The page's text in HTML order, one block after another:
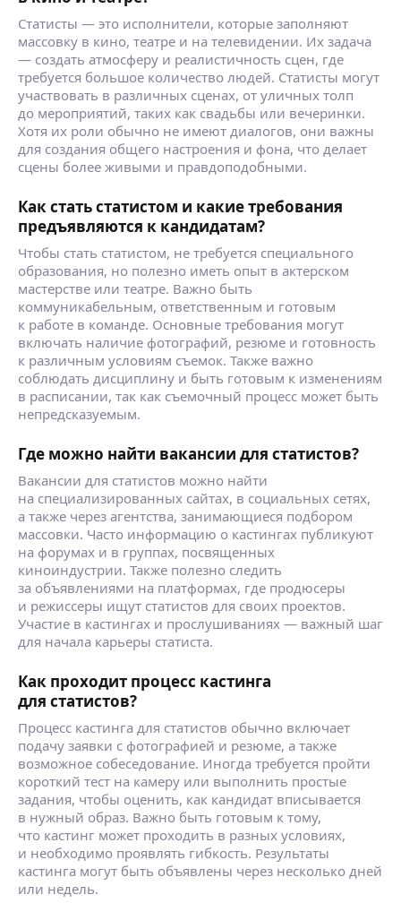
Статисты — это исполнители, которые заполняют
массовку в кино, театре и на телевидении. Их задача
— создать атмосферу и реалистичность сцен, где
требуется большое количество людей. Статисты могут
участвовать в различных сценах, от уличных толп
до мероприятий, таких как свадьбы или вечеринки.
Хотя их роли обычно не имеют диалогов, они важны
для создания общего настроения и фона, что делает
сцены более живыми и правдоподобными.
Как стать статистом и какие требования
предъявляются к кандидатам?
Чтобы стать статистом, не требуется специального
образования, но полезно иметь опыт в актерском
мастерстве или театре. Важно быть
коммуникабельным, ответственным и готовым
к работе в команде. Основные требования могут
включать наличие фотографий, резюме и готовность
к различным условиям съемок. Также важно
соблюдать дисциплину и быть готовым к изменениям
в расписании, так как съемочный процесс может быть
непредсказуемым.
Где можно найти вакансии для статистов?
Вакансии для статистов можно найти
на специализированных сайтах, в социальных сетях,
а также через агентства, занимающиеся подбором
массовки. Часто информацию о кастингах публикуют
на форумах и в группах, посвященных
киноиндустрии. Также полезно следить
за объявлениями на платформах, где продюсеры
и режиссеры ищут статистов для своих проектов.
Участие в кастингах и прослушиваниях — важный шаг
для начала карьеры статиста.
Как проходит процесс кастинга
для статистов?
Процесс кастинга для статистов обычно включает
подачу заявки с фотографией и резюме, а также
возможное собеседование. Иногда требуется пройти
короткий тест на камеру или выполнить простые
задания, чтобы оценить, как кандидат вписывается
в нужный образ. Важно быть готовым к тому,
что кастинг может проходить в разных условиях,
и необходимо проявлять гибкость. Результаты
кастинга могут быть объявлены через несколько дней
или недель.